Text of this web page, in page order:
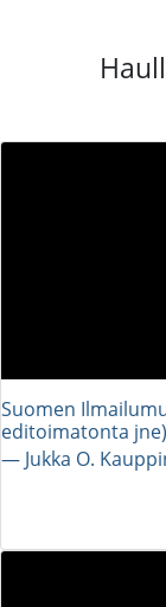
Suomen
editoimatonta jne)
― Jukka O.